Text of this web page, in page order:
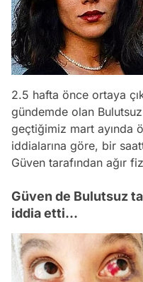
2.5 hafta önce ortaya
gündemde olan
geçtiğimiz mart ayında
iddialarına göre, bir
Güven tarafından ağır
Güven de Bulutsuz
iddia etti...